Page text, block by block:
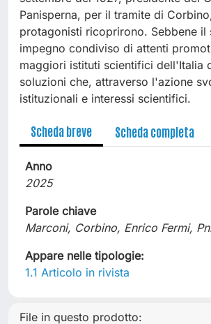
Panisperna, per il tramite di
protagonisti ricoprirono. Sebbene
impegno condiviso di attenti
maggiori istituti scientifici dell'Italia
soluzioni che, attraverso l'azione
istituzionali e interessi scientifici.
Scheda breve Scheda completa
Anno
2025
Parole chiave
Marconi, Corbino, Enrico Fermi,
Appare nelle tipologie:
1.1 Articolo in rivista
File in questo prodotto: